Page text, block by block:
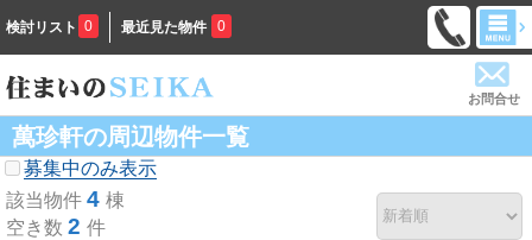
検討リスト 0 最近見た物件 0
お問合せ
萬珍軒の周辺物件一覧
募集中のみ表示
該当物件 4 棟
空き数 2 件